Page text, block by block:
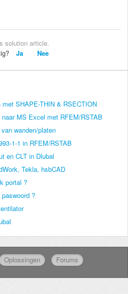
solution article.
Ja Nee
SHAPE-THIN & RSECTION
MS Excel met RFEM/RSTAB
wanden/platen
1-1 in RFEM/RSTAB
en CLT in Dlubal
Tekla, hsbCAD
portal ?
?
Oplossingen Forums